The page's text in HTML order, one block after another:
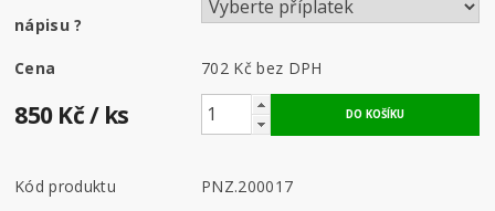
nápisu?
Cena 702 Kč bez DPH
850 Kč/ ks
Kód produktu
PNZ.200017